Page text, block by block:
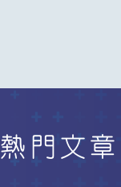
熱門文章